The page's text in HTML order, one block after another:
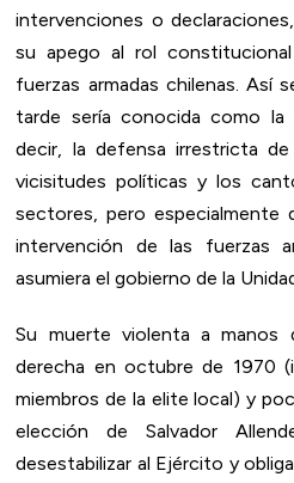
intervenciones o
su apego al rol
fuerzas armadas chilenas. Así
tarde sería conocida como la
decir, la defensa irrestricta
vicisitudes políticas y los
sectores, pero especialmente
intervención de las fuerzas
asumiera el gobierno de la
Su muerte violenta a manos
derecha en octubre de 1970
miembros de la elite local) y
elección de Salvador
desestabilizar al Ejército y